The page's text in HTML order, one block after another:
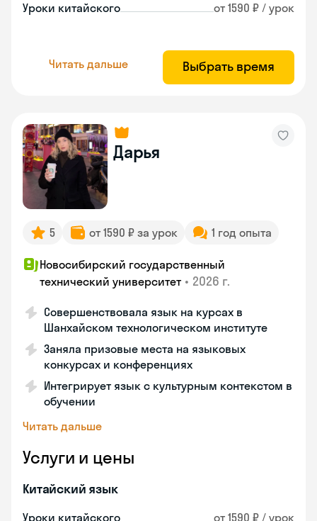
Уроки китайского от 1590 ₽ / урок
Читать дальше Выбрать время
Дарья
5 от 1590 ₽ за урок 1 год опыта
Новосибирский государственный
технический университет • 2026 г.
Совершенствовала язык на курсах в
Шанхайском технологическом институте
Заняла призовые места на языковых
конкурсах и конференциях
Интегрирует язык с культурным контекстом в
обучении
Читать дальше
Услуги и цены
Китайский язык
Уроки китайского от 1590 ₽ / урок